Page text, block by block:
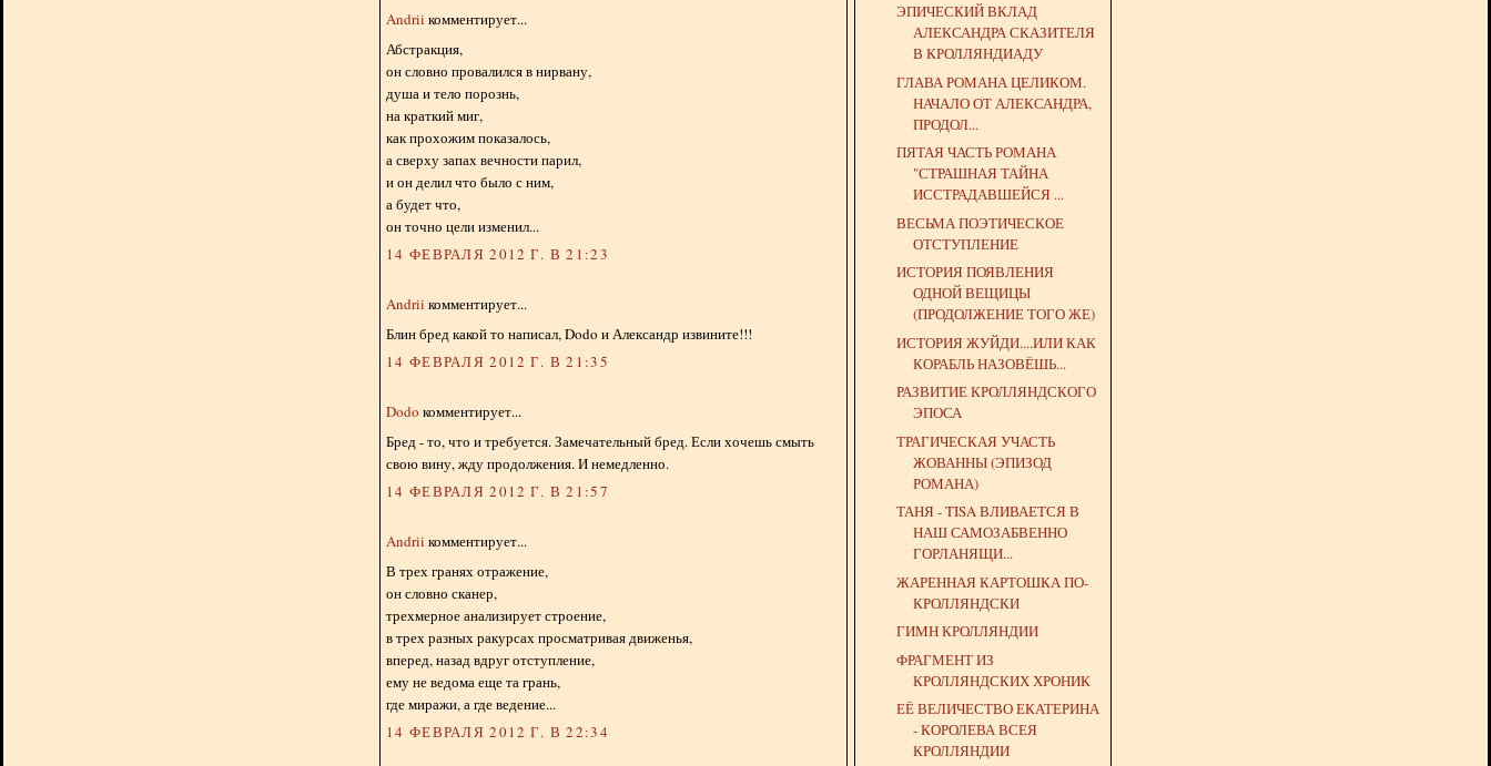
Andrii комментирует...
Абстракция,
он словно провалился в нирвану,
душа и тело порознь,
на краткий миг,
как прохожим показалось,
а сверху запах вечности парил,
и он делил что было с ним,
а будет что,
он точно цели изменил...
14 ФЕВРАЛЯ 2012 Г. В 21:23
Andrii комментирует...
Блин бред какой то написал, Dodo и Александр извините!!!
14 ФЕВРАЛЯ 2012 Г. В 21:35
Dodo комментирует...
Бред - то, что и требуется. Замечательный бред. Если хочешь смыть
свою вину, жду продолжения. И немедленно.
14 ФЕВРАЛЯ 2012 Г. В 21:57
Andrii комментирует...
В трех гранях отражение,
он словно сканер,
трехмерное анализирует строение,
в трех разных ракурсах просматривая движенья,
вперед, назад вдруг отступление,
ему не ведома еще та грань,
где миражи, а где ведение...
14 ФЕВРАЛЯ 2012 Г. В 22:34
ЭПИЧЕСКИЙ ВКЛАД
АЛЕКСАНДРА СКАЗИТЕЛЯ
В КРОЛЛЯНДИАДУ
ГЛАВА РОМАНА ЦЕЛИКОМ.
НАЧАЛО ОТ АЛЕКСАНДРА,
ПРОДОЛ...
ПЯТАЯ ЧАСТЬ РОМАНА
"СТРАШНАЯ ТАЙНА
ИССТРАДАВШЕЙСЯ ...
ВЕСЬМА ПОЭТИЧЕСКОЕ
ОТСТУПЛЕНИЕ
ИСТОРИЯ ПОЯВЛЕНИЯ
ОДНОЙ ВЕЩИЦЫ
(ПРОДОЛЖЕНИЕ ТОГО ЖЕ)
ИСТОРИЯ ЖУЙДИ....ИЛИ КАК
КОРАБЛЬ НАЗОВЁШЬ...
РАЗВИТИЕ КРОЛЛЯНДСКОГО
ЭПОСА
ТРАГИЧЕСКАЯ УЧАСТЬ
ЖОВАННЫ (ЭПИЗОД
РОМАНА)
ТАНЯ - TISA ВЛИВАЕТСЯ В
НАШ САМОЗАБВЕННО
ГОРЛАНЯЩИ...
ЖАРЕННАЯ КАРТОШКА ПО-
КРОЛЛЯНДСКИ
ГИМН КРОЛЛЯНДИИ
ФРАГМЕНТ ИЗ
КРОЛЛЯНДСКИХ ХРОНИК
ЕЁ ВЕЛИЧЕСТВО ЕКАТЕРИНА
- КОРОЛЕВА ВСЕЯ
КРОЛЛЯНДИИ